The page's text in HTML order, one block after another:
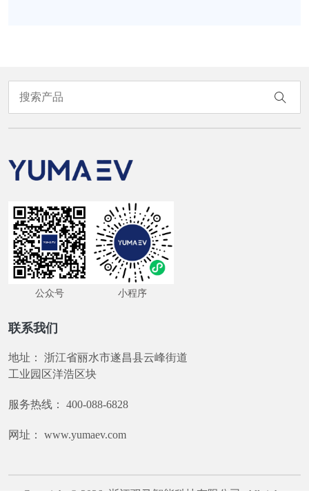
公众号 小程序
联系我们
地址：
浙江省丽水市遂昌县云峰街道
工业园区洋浩区块
服务热线： 400-088-6828
网址： www.yumaev.com